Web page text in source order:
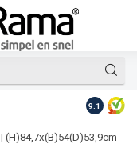
Op
9.1
(H)84,7x(B)54(D)53,9cm